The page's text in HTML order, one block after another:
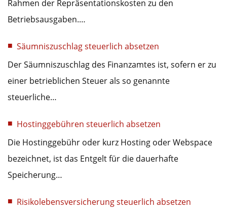
Rahmen der Repräsentationskosten zu den
Betriebsausgaben.…
Säumniszuschlag steuerlich absetzen
Der Säumniszuschlag des Finanzamtes ist, sofern er zu
einer betrieblichen Steuer als so genannte
steuerliche…
Hostinggebühren steuerlich absetzen
Die Hostinggebühr oder kurz Hosting oder Webspace
bezeichnet, ist das Entgelt für die dauerhafte
Speicherung…
Risikolebensversicherung steuerlich absetzen